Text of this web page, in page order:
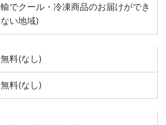
輸でクール・冷凍商品のお届けができ
ない地域)
無料(なし)
無料(なし)